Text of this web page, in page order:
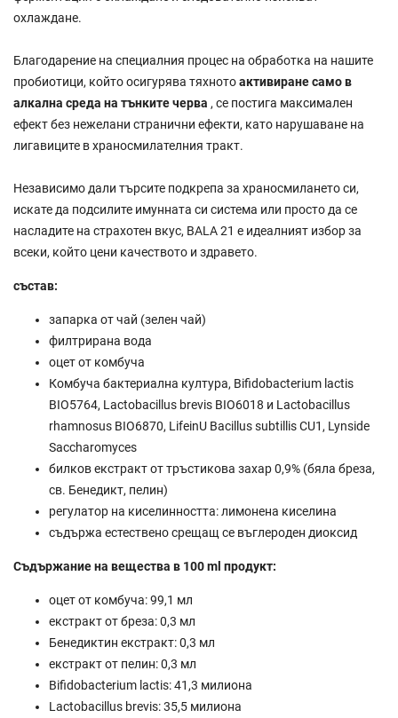
охлаждане.
Благодарение на специалния процес на обработка на нашите
пробиотици, който осигурява тяхнотоактивиране само в
алкална среда на тънките черва , се постига максимален
ефект без нежелани странични ефекти, като нарушаване на
лигавиците в храносмилателния тракт.
Независимо дали търсите подкрепа за храносмилането си,
искате да подсилите имунната си система или просто да се
насладите на страхотен вкус, BALA 21 е идеалният избор за
всеки, който цени качеството и здравето.
състав:
запарка от чай (зелен чай)
филтрирана вода
оцет от комбуча
Комбуча бактериална култура, Bifidobacterium lactis
BIO5764, Lactobacillus brevis BIO6018 и Lactobacillus
rhamnosus BIO6870, LifeinU Bacillus subtillis CU1, Lynside
Saccharomyces
билков екстракт от тръстикова захар 0,9% (бяла бреза,
св. Бенедикт, пелин)
регулатор на киселинността: лимонена киселина
съдържа естествено срещащ се въглероден диоксид
Съдържание на вещества в 100 ml продукт:
оцет от комбуча: 99,1 мл
екстракт от бреза: 0,3 мл
Бенедиктин екстракт: 0,3 мл
екстракт от пелин: 0,3 мл
Bifidobacterium lactis: 41,3 милиона
Lactobacillus brevis: 35,5 милиона